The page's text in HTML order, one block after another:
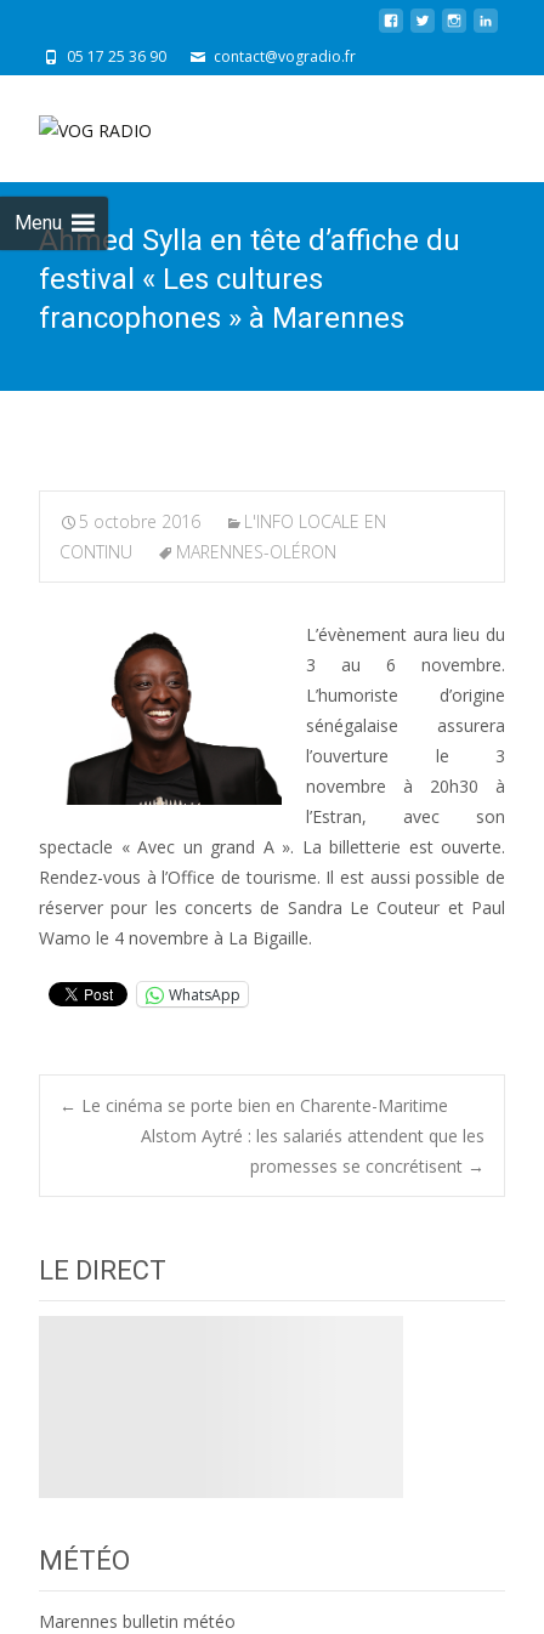
05 17 25 36 90 contact@vogradio.fr
Menu
Ahmed Sylla en tête d’affiche du
festival « Les cultures
francophones » à Marennes
5 octobre 2016
L'INFO LOCALE EN
CONTINU
MARENNES-OLÉRON
L’évènement aura lieu du
3 au 6 novembre.
L’humoriste d’origine
sénégalaise assurera
l’ouverture le 3
novembre à 20h30 à
l’Estran, avec son
spectacle « Avec un grand A ». La billetterie est ouverte.
Rendez-vous à l’Office de tourisme. Il est aussi possible de
réserver pour les concerts de Sandra Le Couteur et Paul
Wamo le 4 novembre à La Bigaille.
WhatsApp
Post
navigation
← Le cinéma se porte bien en Charente-Maritime
Alstom Aytré : les salariés attendent que les
promesses se concrétisent →
LE DIRECT
MÉTÉO
Marennes bulletin météo